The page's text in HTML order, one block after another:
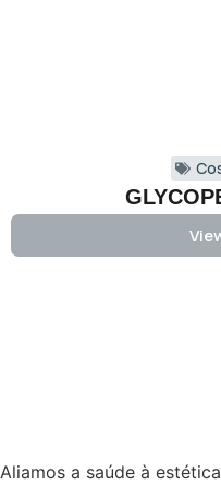
Aliamos a saúde à